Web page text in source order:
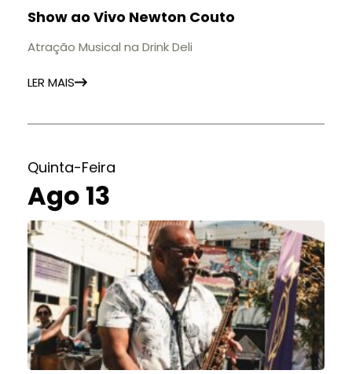
Show ao Vivo Newton Couto
Atração Musical na Drink Deli
LER MAIS
Quinta-Feira
Ago 13